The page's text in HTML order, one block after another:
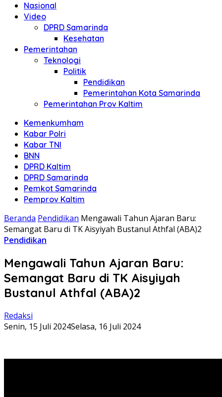
Nasional
Video
DPRD Samarinda
Kesehatan
Pemerintahan
Teknologi
Politik
Pendidikan
Pemerintahan Kota Samarinda
Pemerintahan Prov Kaltim
Kemenkumham
Kabar Polri
Kabar TNI
BNN
DPRD Kaltim
DPRD Samarinda
Pemkot Samarinda
Pemprov Kaltim
Beranda Pendidikan Mengawali Tahun Ajaran Baru:
Semangat Baru di TK Aisyiyah Bustanul Athfal (ABA)2
Pendidikan
Mengawali Tahun Ajaran Baru:
Semangat Baru di TK Aisyiyah
Bustanul Athfal (ABA)2
Redaksi
Senin, 15 Juli 2024Selasa, 16 Juli 2024